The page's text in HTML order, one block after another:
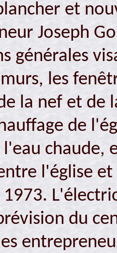
et
Joseph
générales
les
la nef et de
de
l'eau chaude,
l'église et
du